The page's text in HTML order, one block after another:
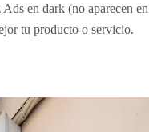
en dark (no aparecen
tu producto o servicio.